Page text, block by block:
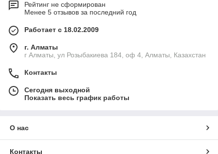
Рейтинг не сформирован
Менее 5 отзывов за последний год
Работает с 18.02.2009
г. Алматы
г Алматы, ул Розыбакиева 184, оф 4, Алматы, Казахстан
Контакты
Сегодня выходной
Показать весь график работы
О нас
Контакты